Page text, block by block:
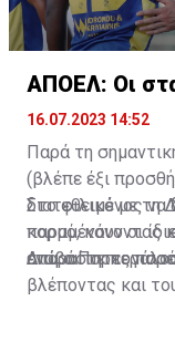
ΑΠΟΕΛ: Οι
16.07.2023 14:52
Παρά τη
(βλέπε έξι
διατεθειμένος να
κορμό, κάνοντας
απαραίτητες
Στο φιλικό με τη
παραμένουν οι
ενώ ο Πορτογάλος
βλέποντας και
Διαβάστε